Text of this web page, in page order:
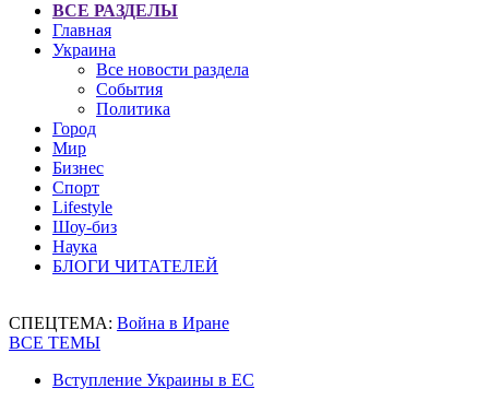
ВСЕ РАЗДЕЛЫ
Главная
Украина
Все новости раздела
События
Политика
Город
Мир
Бизнес
Спорт
Lifestyle
Шоу-биз
Наука
БЛОГИ ЧИТАТЕЛЕЙ
СПЕЦТЕМА: Война в Иране
ВСЕ ТЕМЫ
Вступление Украины в ЕС